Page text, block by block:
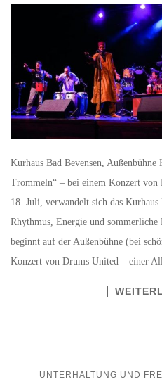
Kurhaus Bad Bevensen,
Trommeln“ – bei einem Konzert
18. Juli, verwandelt sich das
Rhythmus, Energie und
beginnt auf der Außenbühne (bei
Konzert von Drums United – einer
UNTERHALTUNG UND